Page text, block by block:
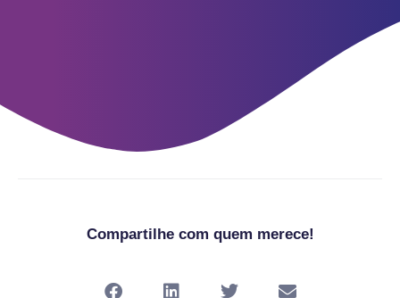
Compartilhe com quem merece!